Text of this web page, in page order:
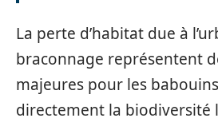
La perte d’habitat due à
braconnage représentent
majeures pour les
directement la biodiversité